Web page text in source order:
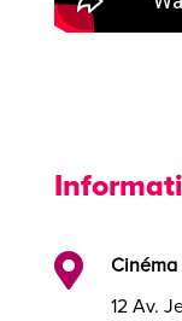

Cinéma
12 Av.